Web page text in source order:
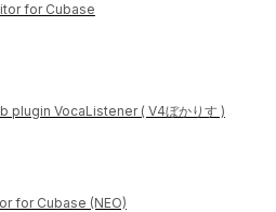
for Cubase
plugin VocaListener ( V4ぼかりす )
for Cubase (NEO)